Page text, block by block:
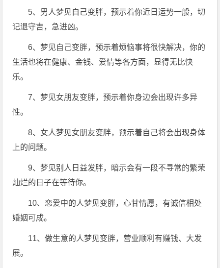
5、男人梦见自己变胖，预示着你近日运势一般，切
记退守吉，急进凶。
6、梦见自己变胖，预示着烦恼事将很快解决，你的
生活也将在健康、金钱、爱情等各方面，显得无比快
乐。
7、梦见女朋友变胖，预示着你身边会出现许多异
性。
8、女人梦见女朋友变胖，预示着自己将会出现身体
上的问题。
9、梦见别人日益发胖，暗示会有一段不寻常的繁荣
灿烂的日子在等待你。
10、恋爱中的人梦见变胖，心甘情愿，有诚信相处
婚姻可成。
11、做生意的人梦见变胖，营业顺利有赚钱、大发
展。